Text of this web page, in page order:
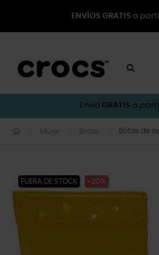
ENVÍOS GRATIS a
Envío GRATIS a
Mujer Botas Botas de
FUERA DE STOCK -20%